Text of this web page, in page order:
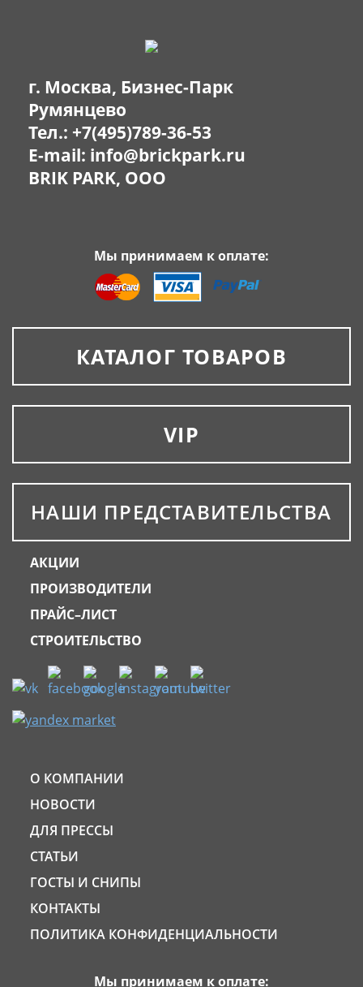
г. Москва, Бизнес-Парк
Румянцево
Тел.: +7(495)789-36-53
E-mail: info@brickpark.ru
BRIK PARK, OOO
Мы принимаем к оплате:
КАТАЛОГ ТОВАРОВ
VIP
НАШИ ПРЕДСТАВИТЕЛЬСТВА
АКЦИИ
ПРОИЗВОДИТЕЛИ
ПРАЙС–ЛИСТ
СТРОИТЕЛЬСТВО
О КОМПАНИИ
НОВОСТИ
ДЛЯ ПРЕССЫ
СТАТЬИ
ГОСТЫ И СНИПЫ
КОНТАКТЫ
ПОЛИТИКА КОНФИДЕНЦИАЛЬНОСТИ
Мы принимаем к оплате: